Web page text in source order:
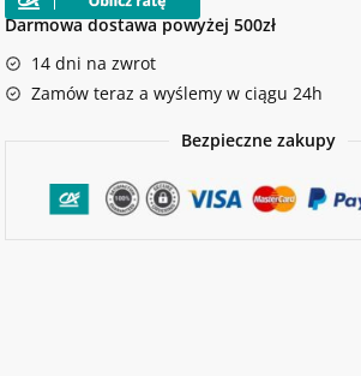
OLEO-
MAC
PZU
23I
Darmowa dostawa powyżej 500zł
14 dni na zwrot
Zamów teraz a wyślemy w ciągu 24h
Bezpieczne zakupy